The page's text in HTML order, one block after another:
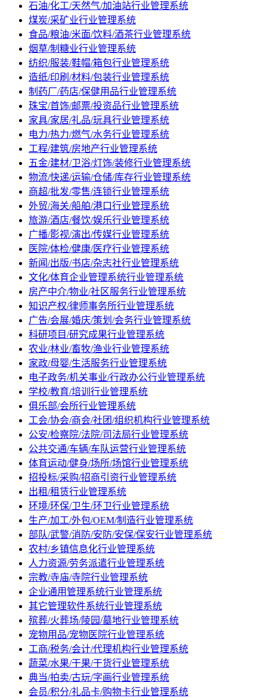
石油/化工/天然气/加油站行业管理系统
煤炭/采矿业行业管理系统
食品/粮油/米面/饮料/酒茶行业管理系统
烟草/制糖业行业管理系统
纺织/服装/鞋帽/箱包行业管理系统
造纸/印刷/材料/包装行业管理系统
制药厂/药店/保健用品行业管理系统
珠宝/首饰/邮票/投资品行业管理系统
家具/家居/礼品/玩具行业管理系统
电力/热力/燃气/水务行业管理系统
工程/建筑/房地产行业管理系统
五金/建材/卫浴/灯饰/装修行业管理系统
物流/快递/运输/仓储/库存行业管理系统
商超/批发/零售/连锁行业管理系统
外贸/海关/船舶/港口行业管理系统
旅游/酒店/餐饮/娱乐行业管理系统
广播/影视/演出/传媒行业管理系统
医院/体检/健康/医疗行业管理系统
新闻/出版/书店/杂志社行业管理系统
文化/体育企业管理系统行业管理系统
房产中介/物业/社区服务行业管理系统
知识产权/律师事务所行业管理系统
广告/会展/婚庆/策划/会务行业管理系统
科研项目/研究成果行业管理系统
农业/林业/畜牧/渔业行业管理系统
家政/母婴/生活服务行业管理系统
电子政务/机关事业/行政办公行业管理系统
学校/教育/培训行业管理系统
俱乐部/会所行业管理系统
工会/协会/商会/社团/组织机构行业管理系统
公安/检察院/法院/司法局行业管理系统
公共交通/车辆/车队运营行业管理系统
体育运动/健身/场所/场馆行业管理系统
招投标/采购/招商引资行业管理系统
出租/租赁行业管理系统
环境/环保/卫生/环卫行业管理系统
生产/加工/外包/OEM/制造行业管理系统
部队/武警/消防/安防/安保/保安行业管理系统
农村/乡镇信息化行业管理系统
人力资源/劳务派遣行业管理系统
宗教/寺庙/寺院行业管理系统
企业通用管理系统行业管理系统
其它管理软件系统行业管理系统
殡葬/火葬场/陵园/墓地行业管理系统
宠物用品/宠物医院行业管理系统
工商/税务/会计/代理机构行业管理系统
蔬菜/水果/干果/干货行业管理系统
典当/拍卖/古玩/字画行业管理系统
会员/积分/礼品卡/购物卡行业管理系统